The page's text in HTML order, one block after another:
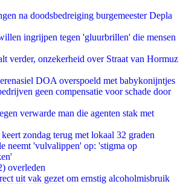
na doodsbedreiging burgemeester Depla
ingrijpen tegen 'gluurbrillen' die mensen
verder, onzekerheid over Straat van Hormuz
DOA overspoeld met babykonijntjes
geen compensatie voor schade door
verwarde man die agenten stak met
zondag terug met lokaal 32 graden
neemt 'vulvalippen' op: 'stigma op
overleden
uit vak gezet om ernstig alcoholmisbruik